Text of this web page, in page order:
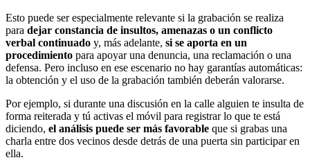
Esto puede ser especialmente relevante si la grabación se realiza
para dejar constancia de insultos, amenazas o un conflicto
verbal continuado y, más adelante, si se aporta en un
procedimiento para apoyar una denuncia, una reclamación o una
defensa. Pero incluso en ese escenario no hay garantías automáticas:
la obtención y el uso de la grabación también deberán valorarse.
Por ejemplo, si durante una discusión en la calle alguien te insulta de
forma reiterada y tú activas el móvil para registrar lo que te está
diciendo, el análisis puede ser más favorable que si grabas una
charla entre dos vecinos desde detrás de una puerta sin participar en
ella.